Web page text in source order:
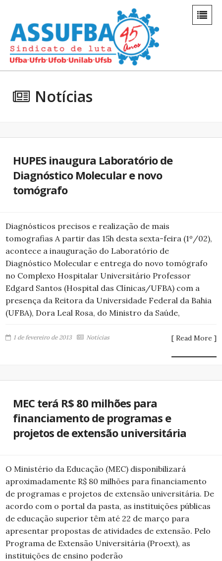
Notícias
HUPES inaugura Laboratório de
Diagnóstico Molecular e novo
tomógrafo
Diagnósticos precisos e realização de mais
tomografias A partir das 15h desta sexta-feira (1º/02),
acontece a inauguração do Laboratório de
Diagnóstico Molecular e entrega do novo tomógrafo
no Complexo Hospitalar Universitário Professor
Edgard Santos (Hospital das Clínicas/UFBA) com a
presença da Reitora da Universidade Federal da Bahia
(UFBA), Dora Leal Rosa, do Ministro da Saúde,
1 de fevereiro de 2013 Notícias [ Read More ]
MEC terá R$ 80 milhões para
financiamento de programas e
projetos de extensão universitária
O Ministério da Educação (MEC) disponibilizará
aproximadamente R$ 80 milhões para financiamento
de programas e projetos de extensão universitária. De
acordo com o portal da pasta, as instituições públicas
de educação superior têm até 22 de março para
apresentar propostas de atividades de extensão. Pelo
Programa de Extensão Universitária (Proext), as
instituições de ensino poderão